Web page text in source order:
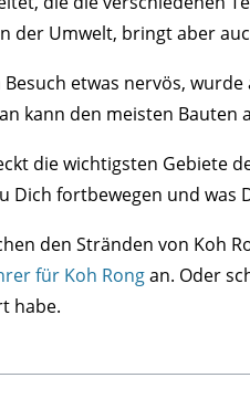
der Umwelt, bringt aber
etwas nervös,
kann den meisten Bauten
die wichtigsten Gebiete
Dich fortbewegen und was
den Stränden von Koh
für Koh Rongan. Oder
habe.